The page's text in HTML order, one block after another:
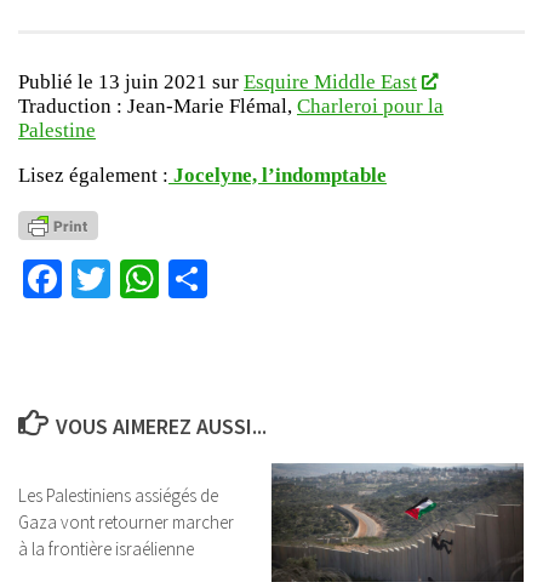
Publié le 13 juin 2021 sur Esquire Middle East
Traduction : Jean-Marie Flémal, Charleroi pour la
Palestine
Lisez également : Jocelyne, l’indomptable
Facebook
TwitterWhatsApp
VOUS AIMEREZ AUSSI...
Les Palestiniens assiégés de
Gaza vont retourner marcher
à la frontière israélienne